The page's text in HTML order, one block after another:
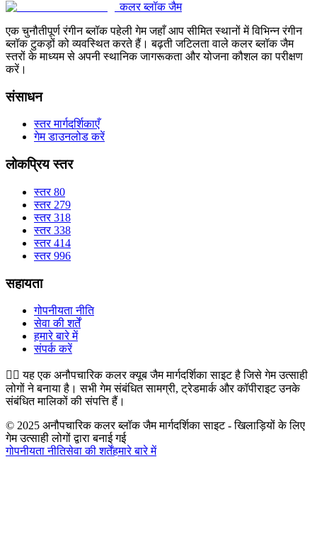
कलर ब्लॉक जैम
एक चुनौतीपूर्ण रंगीन ब्लॉक पहेली गेम जहाँ आप सीमित स्थानों में विभिन्न रंगीन
ब्लॉक टुकड़ों को व्यवस्थित करते हैं। बढ़ती जटिलता वाले कलर ब्लॉक जैम
स्तरों के माध्यम से अपनी स्थानिक जागरूकता और योजना कौशल का परीक्षण
करें।
संसाधन
स्तर मार्गदर्शिकाएँ
गेम डाउनलोड करें
लोकप्रिय स्तर
स्तर 80
स्तर 279
स्तर 318
स्तर 338
स्तर 414
स्तर 996
सहायता
गोपनीयता नीति
सेवा की शर्तें
हमारे बारे में
संपर्क करें
👉🏻यह एक अनौपचारिक कलर क्यूब जैम मार्गदर्शिका साइट है जिसे गेम उत्साही
लोगों ने बनाया है। सभी गेम संबंधित सामग्री, ट्रेडमार्क और कॉपीराइट उनके
संबंधित मालिकों की संपत्ति हैं।
© 2025 अनौपचारिक कलर ब्लॉक जैम मार्गदर्शिका साइट - खिलाड़ियों के लिए
गेम उत्साही लोगों द्वारा बनाई गई
गोपनीयता नीतिसेवा की शर्तेंहमारे बारे में